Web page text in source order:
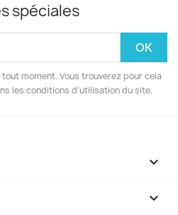
spéciales
moment. Vous trouverez pour cela
les conditions d'utilisation du site.

